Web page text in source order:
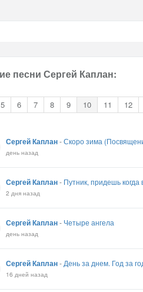
песни Сергей Каплан:
5 6 7 8 9 10 11 12
Сергей Каплан-Скоро зима
день назад
Сергей Каплан- Путник, придешь когда
2 дня назад
Сергей Каплан- Четыре ангела
день назад
Сергей Каплан- День за днем. Год за
16 дней назад